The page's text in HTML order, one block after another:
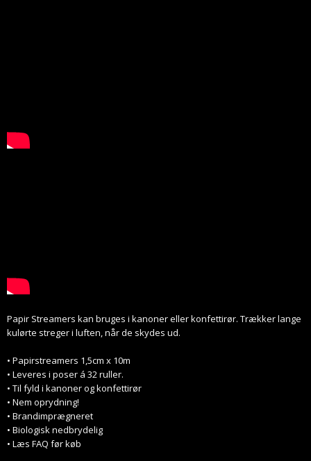
Papir Streamers kan bruges i kanoner eller konfettirør. Trækker lange
kulørte streger i luften, når de skydes ud.
• Papirstreamers 1,5cm x 10m
• Leveres i poser á 32 ruller.
• Til fyld i kanoner og konfettirør
• Nem oprydning!
• Brandimprægneret
• Biologisk nedbrydelig
• Læs FAQ før køb